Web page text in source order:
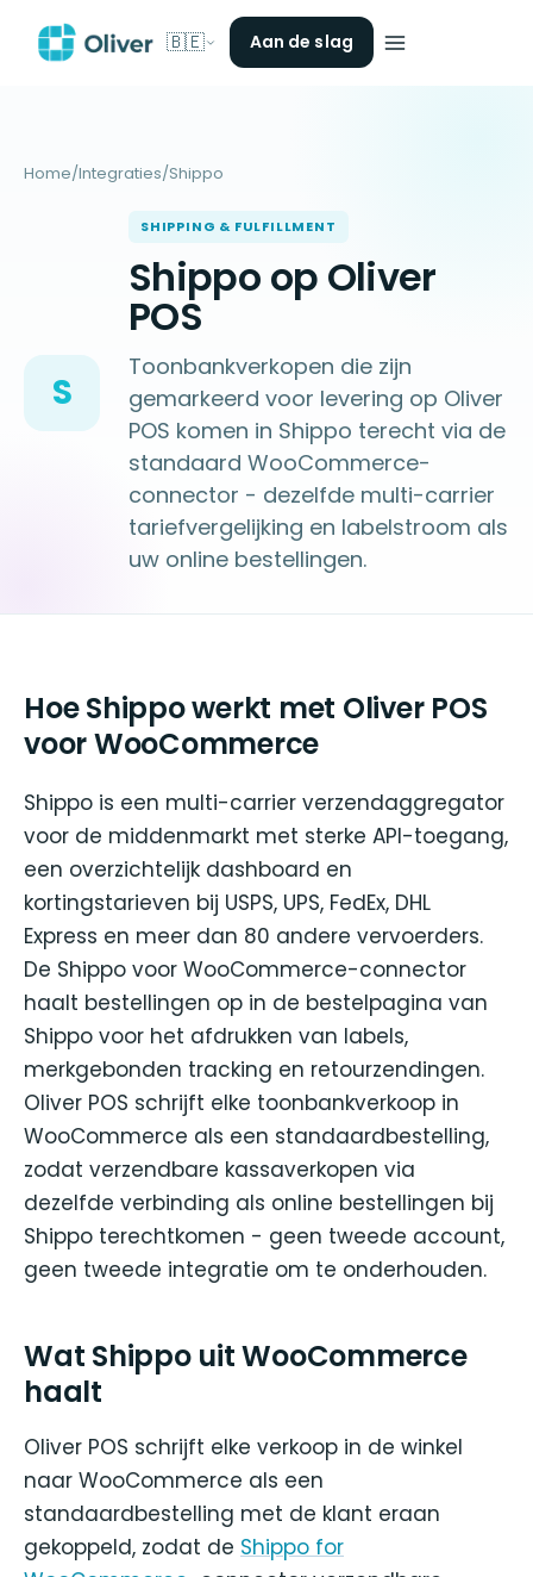
🇧🇪 Aan de slag
Home/Integraties/Shippo
S
SHIPPING & FULFILLMENT
Shippo op Oliver
POS
Toonbankverkopen die zijn
gemarkeerd voor levering op Oliver
POS komen in Shippo terecht via de
standaard WooCommerce-
connector - dezelfde multi-carrier
tariefvergelijking en labelstroom als
uw online bestellingen.
Hoe Shippo werkt met Oliver POS
voor WooCommerce
Shippo is een multi-carrier verzendaggregator
voor de middenmarkt met sterke API-toegang,
een overzichtelijk dashboard en
kortingstarieven bij USPS, UPS, FedEx, DHL
Express en meer dan 80 andere vervoerders.
De Shippo voor WooCommerce-connector
haalt bestellingen op in de bestelpagina van
Shippo voor het afdrukken van labels,
merkgebonden tracking en retourzendingen.
Oliver POS schrijft elke toonbankverkoop in
WooCommerce als een standaardbestelling,
zodat verzendbare kassaverkopen via
dezelfde verbinding als online bestellingen bij
Shippo terechtkomen - geen tweede account,
geen tweede integratie om te onderhouden.
Wat Shippo uit WooCommerce
haalt
Oliver POS schrijft elke verkoop in de winkel
naar WooCommerce als een
standaardbestelling met de klant eraan
gekoppeld, zodat de Shippo for